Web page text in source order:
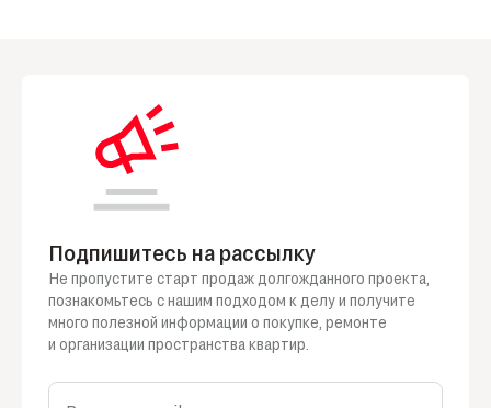
Подпишитесь на рассылку
Не пропустите старт продаж долгожданного проекта,
познакомьтесь с нашим подходом к делуи получите
много полезной информации о покупке , ремонте
и организации пространства квартир.